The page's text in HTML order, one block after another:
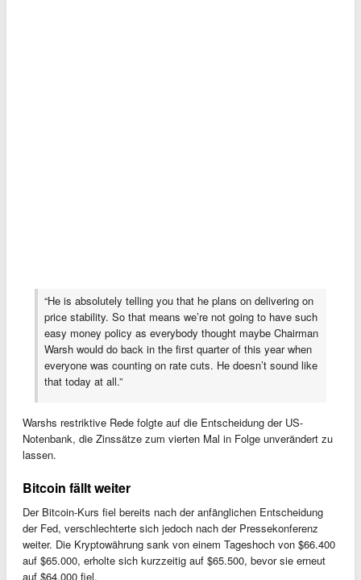
“He is absolutely telling you that he plans on delivering on
price stability. So that means we’re not going to have such
easy money policy as everybody thought maybe Chairman
Warsh would do back in the first quarter of this year when
everyone was counting on rate cuts. He doesn’t sound like
that today at all.”
Warshs restriktive Rede folgte auf die Entscheidung der US-
Notenbank, die Zinssätze zum vierten Mal in Folge unverändert zu
lassen.
Bitcoin fällt weiter
Der Bitcoin-Kurs fiel bereits nach der anfänglichen Entscheidung
der Fed, verschlechterte sich jedoch nach der Pressekonferenz
weiter. Die Kryptowährung sank von einem Tageshoch von $66.400
auf $65.000, erholte sich kurzzeitig auf $65.500, bevor sie erneut
auf $64.000 fiel.